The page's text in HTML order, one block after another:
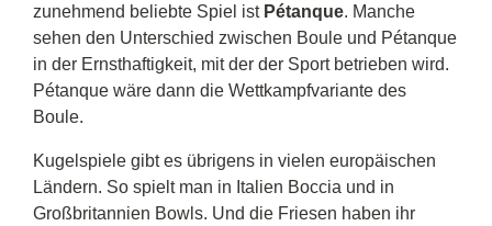
zunehmend beliebte Spiel ist Pétanque. Manche
sehen den Unterschied zwischen Boule und Pétanque
in der Ernsthaftigkeit, mit der der Sport betrieben wird.
Pétanque wäre dann die Wettkampfvariante des
Boule.
Kugelspiele gibt es übrigens in vielen europäischen
Ländern. So spielt man in Italien Boccia und in
Großbritannien Bowls. Und die Friesen haben ihr